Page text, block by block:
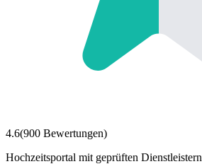
4.6(900 Bewertungen)
Hochzeitsportal mit geprüften Dienstleistern